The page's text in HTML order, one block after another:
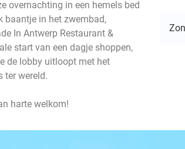
overnachting in een hemels bed
baantje in het zwembad,
In Antwerp Restaurant &
start van een dagje shoppen,
de lobby uitloopt met het
ter wereld.
harte welkom!